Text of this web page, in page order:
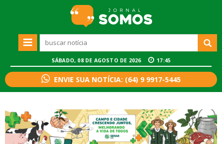
SÁBADO, 08 DE AGOSTO DE 2026 17:45
ENVIE SUA NOTÍCIA: (64) 9 9917-5445